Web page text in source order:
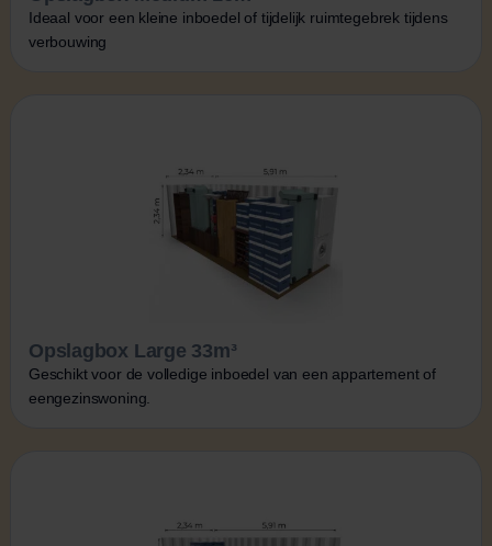
Ideaal voor een kleine inboedel of tijdelijk ruimtegebrek tijdens
verbouwing
Opslagbox Large 33m³
Geschikt voor de volledige inboedel van een appartement of
eengezinswoning.